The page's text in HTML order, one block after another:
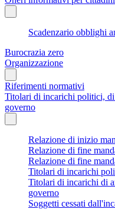
Scadenzario obblighi
Burocrazia zero
Organizzazione
Riferimenti normativi
Titolari di incarichi politici,
governo
Relazione di inizio
Relazione di fine
Relazione di fine
Titolari di incarichi
Titolari di incarichi di
governo
Soggetti cessati